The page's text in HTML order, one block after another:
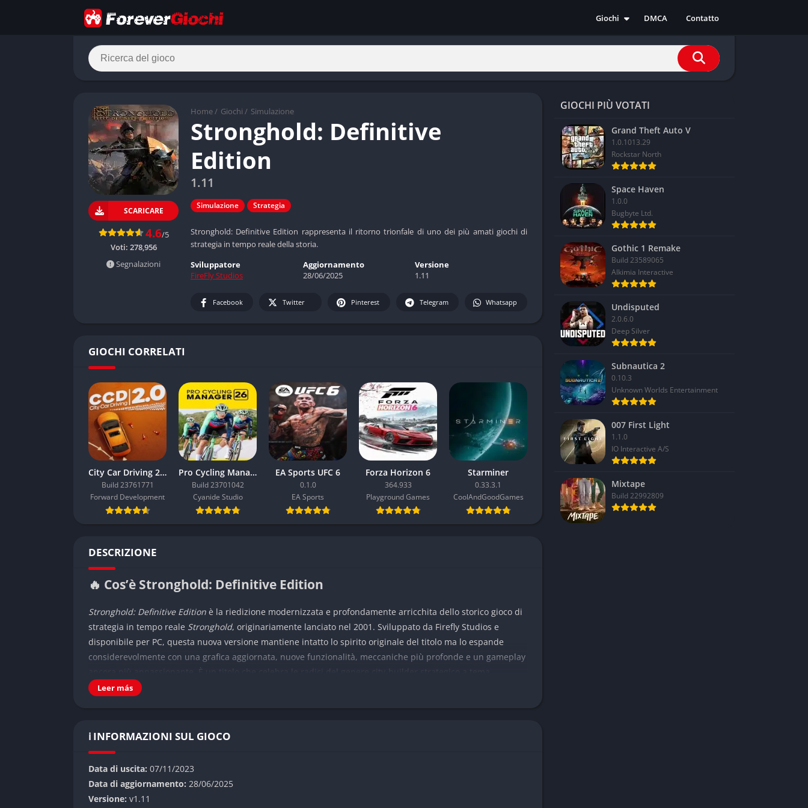
Giochi
Azione
Casual
Indie
RPG
Simulazione
Sport
Strategia
DMCA Contatto
Home / Giochi / Simulazione
Stronghold: Definitive
Edition
1.11
Simulazione Strategia
Stronghold: Definitive Edition rappresenta il ritorno trionfale di uno dei più amati giochi di
strategia in tempo reale della storia.
SCARICARE
4.6/5
Voti: 278,956
Segnalazioni
Sviluppatore
FireFly Studios
Aggiornamento
28/06/2025
Versione
1.11
Facebook Twitter Pinterest Telegram Whatsapp
GIOCHI CORRELATI
City Car Driving 2.0
Build 23761771
Forward Development
Pro Cycling Manager 26
Build 23701042
Cyanide Studio
EA Sports UFC 6
0.1.0
EA Sports
Forza Horizon 6
364.933
Playground Games
Starminer
0.33.3.1
CoolAndGoodGames
DESCRIZIONE
🔥 Cos’è Stronghold: Definitive Edition
Stronghold: Definitive Edition è la riedizione modernizzata e profondamente arricchita dello storico gioco di
strategia in tempo reale Stronghold, originariamente lanciato nel 2001. Sviluppato da Firefly Studios e
disponibile per PC, questa nuova versione mantiene intatto lo spirito originale del titolo ma lo espande
considerevolmente con una grafica aggiornata, nuove funzionalità, meccaniche più profonde e un gameplay
ancora più appassionante. È un titolo che celebra le radici del genere city-builder strategico a tema
medievale, aggiornandolo ai gusti e agli standard moderni.
Il cuore diStronghold: Definitive Editionresta la gestione del proprio castello medievale, l’amministrazione
ha ripercussioni tangibili sul proprio regno e sull’esito delle battaglie. Con un mix calibrato di costruzione,
economia, diplomazia e tattica militare, il gioco continua a distinguersi come uno dei migliori esempi del
genere.
👉 Caratteristiche di Stronghold: Definitive Edition
Leer más
ℹ️ INFORMAZIONI SUL GIOCO
Data di uscita: 07/11/2023
Data di aggiornamento: 28/06/2025
Versione: v1.11
GIOCHI PIÙ VOTATI
Grand Theft Auto V
1.0.1013.29
Rockstar North
Space Haven
1.0.0
Bugbyte Ltd.
Gothic 1 Remake
Build 23589065
Alkimia Interactive
Undisputed
2.0.6.0
Deep Silver
Subnautica 2
0.10.3
Unknown Worlds Entertainment
007 First Light
1.1.0
IO Interactive A/S
Mixtape
Build 22992809